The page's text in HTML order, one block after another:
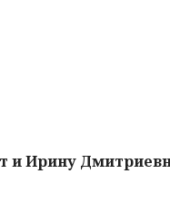
и Ирину